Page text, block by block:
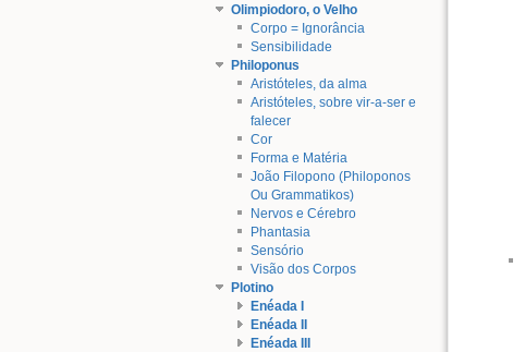
Olimpiodoro, o Velho
Corpo = Ignorância
Sensibilidade
Philoponus
Aristóteles, da alma
Aristóteles, sobre vir-a-ser e
falecer
Cor
Forma e Matéria
João Filopono (Philoponos
Ou Grammatikos)
Nervos e Cérebro
Phantasia
Sensório
Visão dos Corpos
Plotino
Enéada I
Enéada II
Enéada III